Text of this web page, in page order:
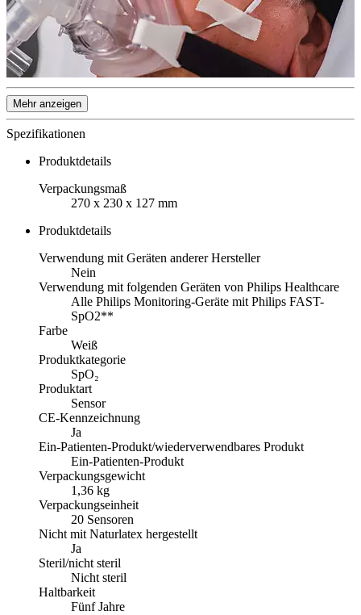
Mehr anzeigen
Spezifikationen
Produktdetails
Verpackungsmaß
270 x 230 x 127 mm
Produktdetails
Verwendung mit Geräten anderer Hersteller
Nein
Verwendung mit folgenden Geräten von Philips Healthcare
Alle Philips Monitoring-Geräte mit Philips FAST-
SpO2**
Farbe
Weiß
Produktkategorie
SpO₂
Produktart
Sensor
CE-Kennzeichnung
Ja
Ein-Patienten-Produkt/wiederverwendbares Produkt
Ein-Patienten-Produkt
Verpackungsgewicht
1,36 kg
Verpackungseinheit
20 Sensoren
Nicht mit Naturlatex hergestellt
Ja
Steril/nicht steril
Nicht steril
Haltbarkeit
Fünf Jahre